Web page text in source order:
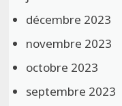
décembre 2023
novembre 2023
octobre 2023
septembre 2023